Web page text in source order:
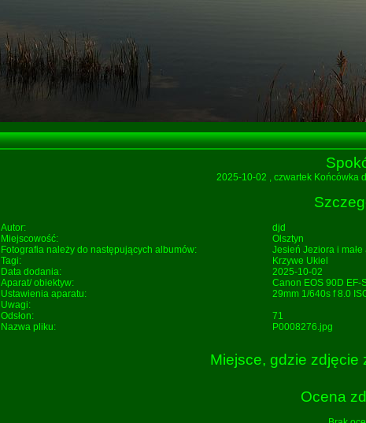
2025-10-02 , czwartek Końcówka
Autor:
djd
Miejscowość:
Olsztyn
Fotografia należy do następujących albumów:
Jesień Jeziora i
Tagi:
Krzywe Ukiel
Data dodania:
2025-10-02
Aparat/ obiektyw:
Canon EOS 90D EF-
Ustawienia aparatu:
29mm 1/640s f 8.0
Uwagi:
Odsłon:
71
Nazwa pliku:
P0008276.jpg
Miejsce, gdzie zdjęcie
Ocena